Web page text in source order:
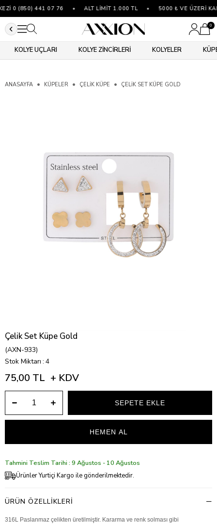
0 (850) 441 07 76 ALT LİMİT 1.000 TL 5000 ₺ VE ÜZERİ
0
KOLYE UÇLARI KOLYE ZİNCİRLERİ KOLYELER
ANASAYFA KÜPELER ÇELIK KÜPE ÇELIK SET KÜPE GOLD
Çelik Set Küpe Gold
(AXN-933)
Stok Miktarı : 4
75,00 TL + KDV
Tahmini Teslim Tarihi : 9 Ağustos - 10 Ağustos
Ürünler Yurtiçi Kargo ile gönderilmektedir.
ÜRÜN ÖZELLIKLERI
316L Paslanmaz çelikten üretilmiştir. Kararma ve renk solması gibi